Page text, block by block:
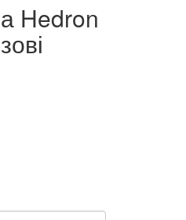
Hedron